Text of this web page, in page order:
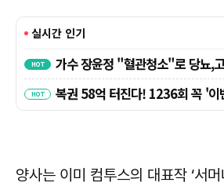
양사는 이미 컴투스의 대표작 ‘서